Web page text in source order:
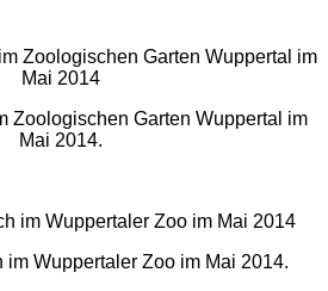
Zoologischen Garten Wuppertal im
Mai 2014.
Wuppertaler Zoo im Mai 2014.